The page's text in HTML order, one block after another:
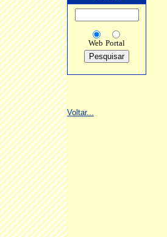
Web Portal
Voltar...